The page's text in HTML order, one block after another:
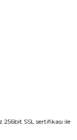
SSL sertifikası ile